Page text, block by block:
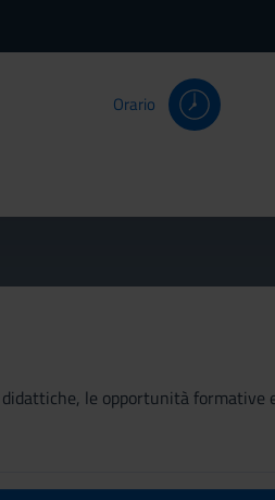
Orario
le opportunità